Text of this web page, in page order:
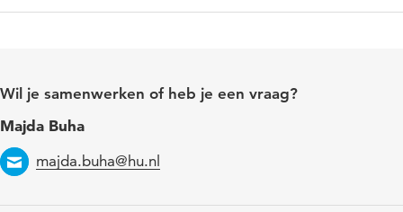
Wil je samenwerken of heb je een vraag?
Majda Buha
Email
majda.buha@hu.nl